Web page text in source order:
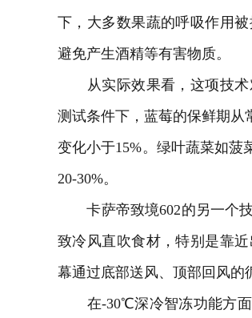
下，大多数果蔬的呼吸作用
避免产生酒精等有害物质。
从实际效果看，这项技术
测试条件下，蓝莓的保鲜期从
变化小于15%。绿叶蔬菜如菠
20-30%。
卡萨帝致境602的另一个技
致冷风直吹食材，特别是靠
幕通过底部送风、顶部回风的
在-30℃深冷智冻功能方面